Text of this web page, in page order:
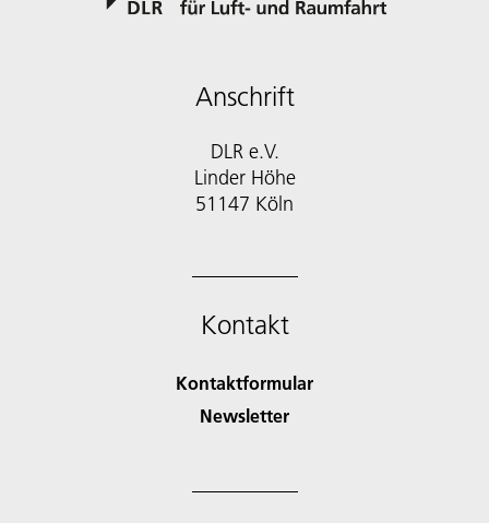
Anschrift
DLR e.V.
Linder Höhe
51147 Köln
Kontakt
Kontaktformular
Newsletter